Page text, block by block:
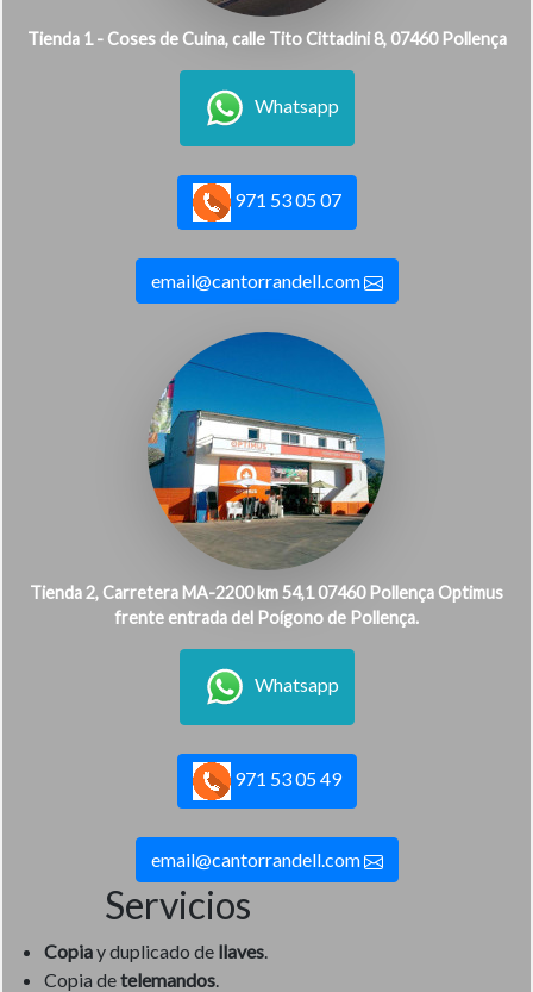
Tienda 1 - Coses de Cuina, calle Tito Cittadini 8, 07460 Pollença
Whatsapp
971 53 05 07
email@cantorrandell.com
Tienda 2, Carretera MA-2200 km 54,1 07460 Pollença Optimus
frente entrada del Poígono de Pollença.
Whatsapp
971 53 05 49
email@cantorrandell.com
Servicios
Copiay duplicado de llaves.
Copia detelemandos.